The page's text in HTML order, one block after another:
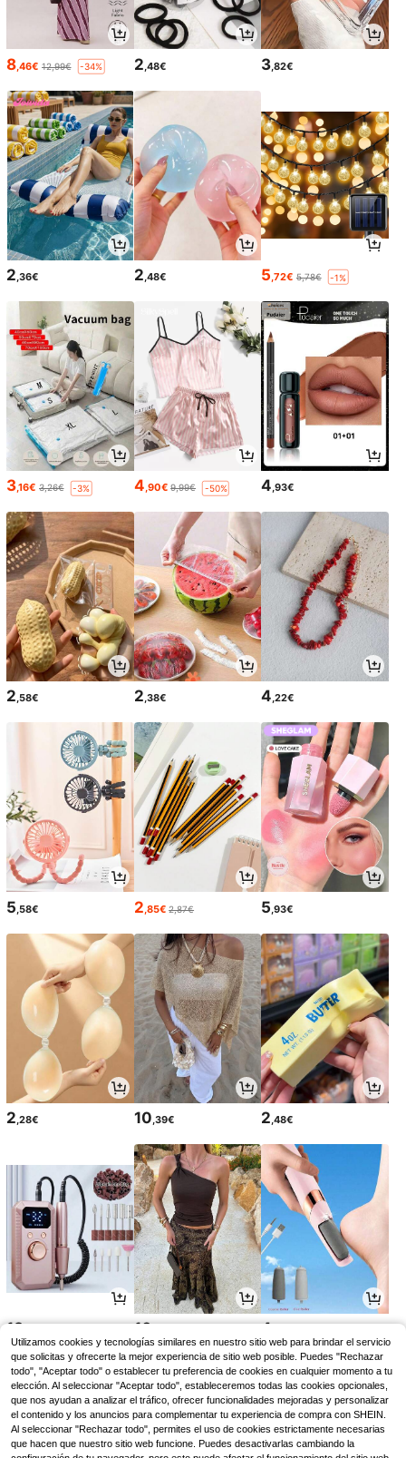
8 ,46€ 12,99€ -34% 2 ,48€ 3 ,82€
2 ,36€ 2 ,48€ 5 ,72€ 5,78€ -1%
3,16€ 3,26€ -3% 4,90€ 9,99€ -50% 4,93€
2,58€ 2,38€ 4,22€
5 ,58€ 2 ,85€ 2,87€ 5 ,93€
2,28€ 10,39€ 2,48€
13 10 4
Utilizamos cookies y tecnologías similares en nuestro sitio web para brindar el servicio
que solicitas y ofrecerte la mejor experiencia de sitio web posible. Puedes "Rechazar
todo", "Aceptar todo" o establecer tu preferencia de cookies en cualquier momento a tu
elección. Al seleccionar "Aceptar todo", estableceremos todas las cookies opcionales,
que nos ayudan a analizar el tráfico, ofrecer funcionalidades mejoradas y personalizar
el contenido y los anuncios para complementar tu experiencia de compra con SHEIN.
Al seleccionar "Rechazar todo", permites el uso de cookies estrictamente necesarias
que hacen que nuestro sitio web funcione. Puedes desactivarlas cambiando la